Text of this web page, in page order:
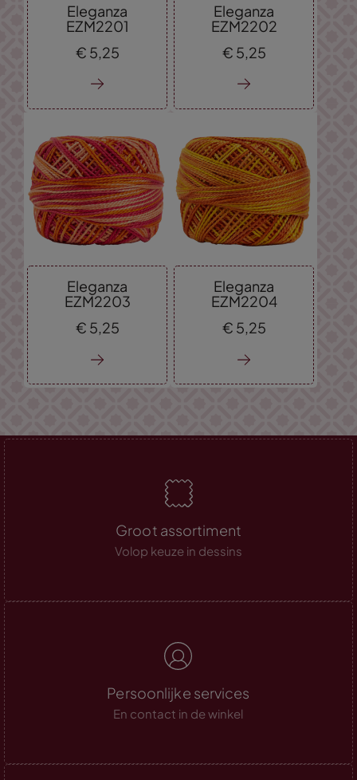
Eleganza
EZM2201
€ 5,25
Eleganza
EZM2202
€ 5,25
Eleganza
EZM2203
€ 5,25
Eleganza
EZM2204
€ 5,25
Groot assortiment
Volop keuze in dessins
Persoonlijke services
En contact in de winkel